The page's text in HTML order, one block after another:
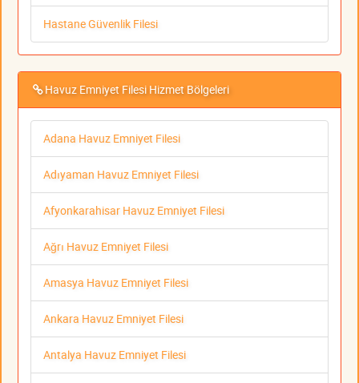
Hastane Güvenlik Filesi
Havuz Emniyet Filesi Hizmet Bölgeleri
Adana Havuz Emniyet Filesi
Adıyaman Havuz Emniyet Filesi
Afyonkarahisar Havuz Emniyet Filesi
Ağrı Havuz Emniyet Filesi
Amasya Havuz Emniyet Filesi
Ankara Havuz Emniyet Filesi
Antalya Havuz Emniyet Filesi